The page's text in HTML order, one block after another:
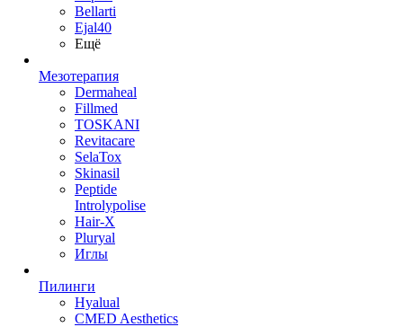
Bellarti
Ejal40
Ещё
Мезотерапия
Dermaheal
Fillmed
TOSKANI
Revitacare
SelaTox
Skinasil
Peptide
Introlypolise
Hair-X
Pluryal
Иглы
Пилинги
Hyalual
CMED Aesthetics